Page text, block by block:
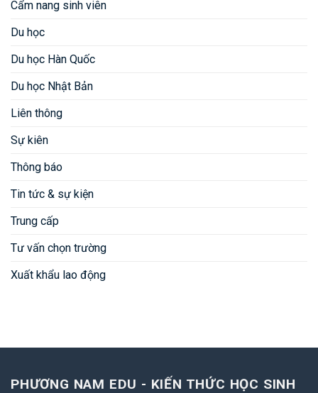
Cẩm nang sinh viên
Du học
Du học Hàn Quốc
Du học Nhật Bản
Liên thông
Sự kiên
Thông báo
Tin tức & sự kiện
Trung cấp
Tư vấn chọn trường
Xuất khẩu lao động
PHƯƠNG NAM EDU - KIẾN THỨC HỌC SINH